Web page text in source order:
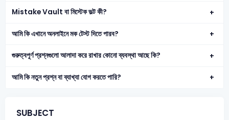
Mistake Vault বা মিস্টেক ভল্ট কী?
আমি কি এখানে অনলাইনে মক টেস্ট দিতে পারব?
গুরুত্বপূর্ণ প্রশ্নগুলো আলাদা করে রাখার কোনো ব্যবস্থা আছে কি?
আমি কি নতুন প্রশ্ন বা ব্যাখ্যা যোগ করতে পারি?
SUBJECT